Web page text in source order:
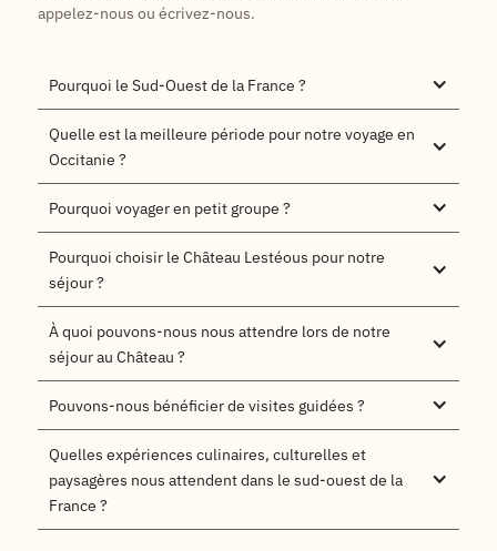
appelez-nous ou écrivez-nous.
Pourquoi le Sud-Ouest de la France ?
Quelle est la meilleure période pour notre voyage en
Occitanie ?
Pourquoi voyager en petit groupe ?
Pourquoi choisir le Château Lestéous pour notre
séjour ?
À quoi pouvons-nous nous attendre lors de notre
séjour au Château ?
Pouvons-nous bénéficier de visites guidées ?
Quelles expériences culinaires, culturelles et
paysagères nous attendent dans le sud-ouest de la
France ?